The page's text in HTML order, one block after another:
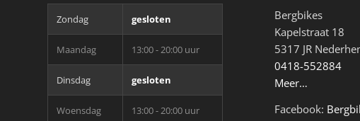
Zondag gesloten
Maandag 13:00 - 20:00 uur
Dinsdag gesloten
Woensdag 13:00 - 20:00 uur
Bergbikes
Kapelstraat 18
5317 JR
0418-552884
Meer…
Facebook: